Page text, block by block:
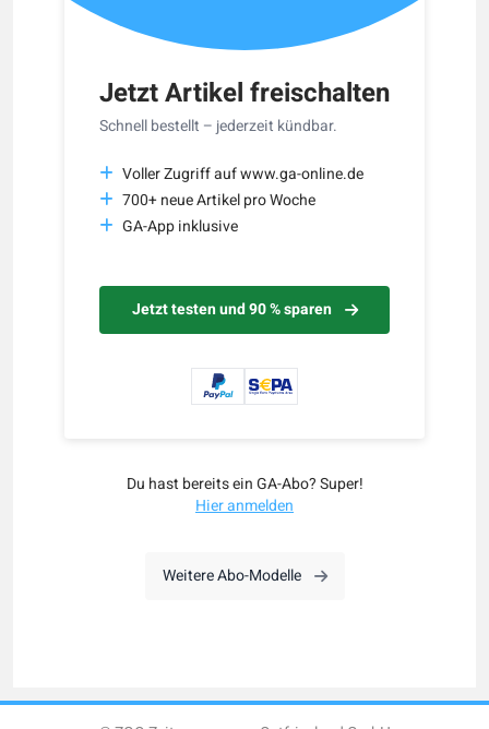
Jetzt Artikel freischalten
Schnell bestellt – jederzeit kündbar.
Voller Zugriff auf www.ga-online.de
700+ neue Artikel pro Woche
GA-App inklusive
Jetzt testen und 90 % sparen
Du hast bereits ein GA-Abo? Super!
Hier anmelden
Weitere Abo-Modelle